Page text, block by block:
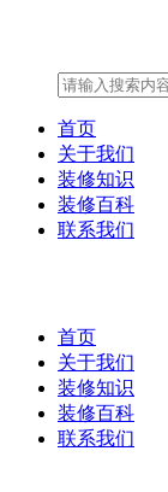
首页
关于我们
装修知识
装修百科
联系我们
首页
关于我们
装修知识
装修百科
联系我们